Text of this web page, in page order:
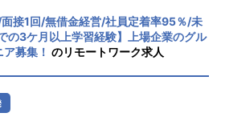
ームに配属されるため、一人現場
がフォローに入り、定例MTGやチ
面接1回/無借金経営/社員定着率95％/未
の3ケ月以上学習経験】上場企業のグル
募集！ のリモートワーク求人